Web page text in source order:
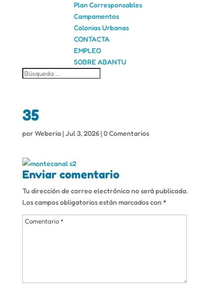
Plan Corresponsables
Campamentos
Colonias Urbanas
CONTACTA
EMPLEO
SOBRE ABANTU
35
porWeberia|Jul 3, 2026|0 Comentarios
Enviar comentario
Tu dirección de correo electrónico no será publicada.
Los campos obligatorios están marcados con*